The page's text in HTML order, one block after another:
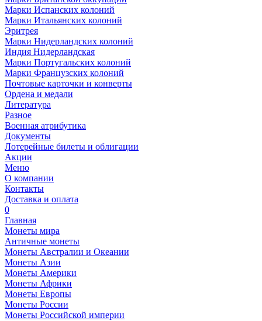
Марки Испанских колоний
Марки Итальянских колоний
Эритрея
Марки Нидерландских колоний
Индия Нидерландская
Марки Португальских колоний
Марки Французских колоний
Почтовые карточки и конверты
Ордена и медали
Литература
Разное
Военная атрибутика
Документы
Лотерейные билеты и облигации
Акции
Меню
О компании
Контакты
Доставка и оплата
0
Главная
Монеты мира
Античные монеты
Монеты Австралии и Океании
Монеты Азии
Монеты Америки
Монеты Африки
Монеты Европы
Монеты России
Монеты Российской империи